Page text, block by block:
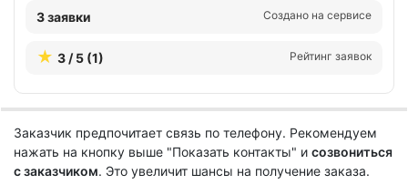
3 заявки Создано на сервисе
3 / 5 (1) Рейтинг заявок
Заказчик предпочитает связь по телефону. Рекомендуем
нажать на кнопку выше "Показать контакты" и созвониться
с заказчиком. Это увеличит шансы на получение заказа.